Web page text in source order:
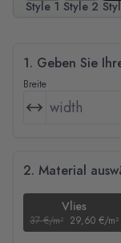
Style 1 Style 2
1. Geben Sie
Breite
2. Material
Vlies
37 €/m² 29,60 €/m²